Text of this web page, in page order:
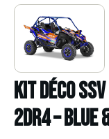
Kit déco SSV
2DR4 – BLUE